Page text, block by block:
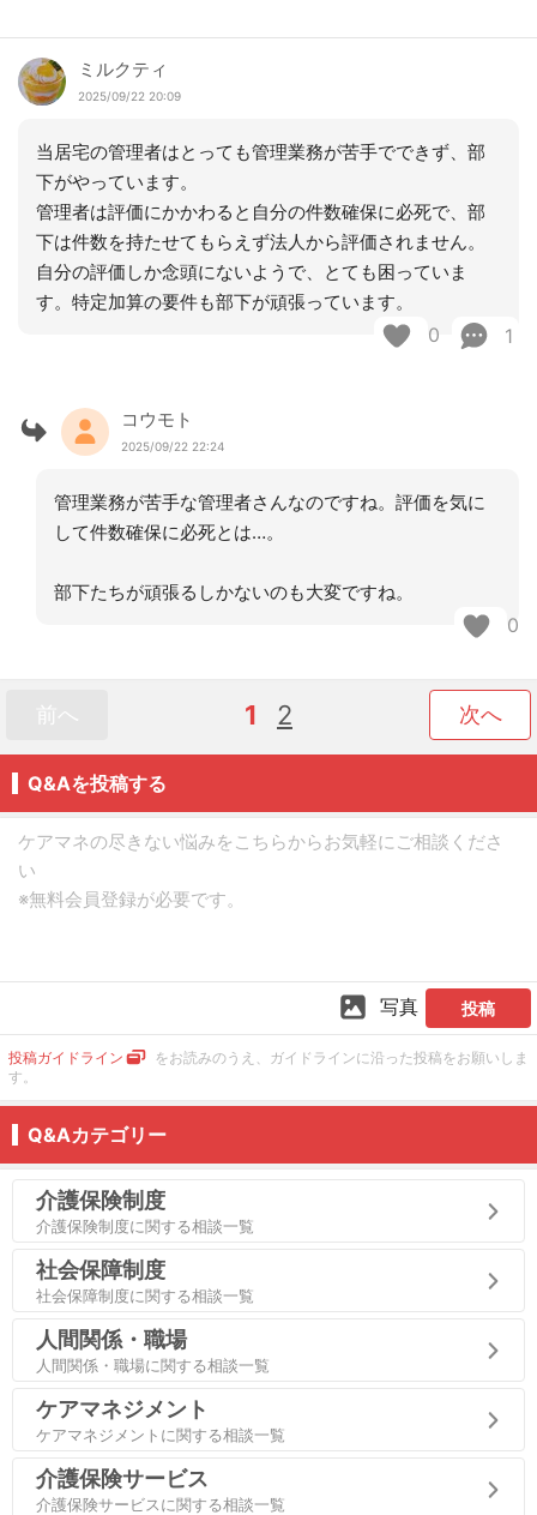
ミルクティ
2025/09/22 20:09
当居宅の管理者はとっても管理業務が苦手でできず、部
下がやっています。
管理者は評価にかかわると自分の件数確保に必死で、部
下は件数を持たせてもらえず法人から評価されません。
自分の評価しか念頭にないようで、とても困っていま
す。特定加算の要件も部下が頑張っています。
0 1
コウモト
2025/09/22 22:24
管理業務が苦手な管理者さんなのですね。評価を気に
して件数確保に必死とは…。
部下たちが頑張るしかないのも大変ですね。
0
前へ 1 2 次へ
Q&Aを投稿する
写真 投稿
投稿ガイドライン
をお読みのうえ、ガイドラインに沿った投稿をお願いしま
す。
Q&Aカテゴリー
介護保険制度
介護保険制度に関する相談一覧
社会保障制度
社会保障制度に関する相談一覧
人間関係・職場
人間関係・職場に関する相談一覧
ケアマネジメント
ケアマネジメントに関する相談一覧
介護保険サービス
介護保険サービスに関する相談一覧